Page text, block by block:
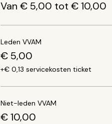
Van € 5,00 tot € 10,00
Leden VVAM
€ 5,00
+€ 0,13 servicekosten ticket
Niet-leden VVAM
€ 10,00